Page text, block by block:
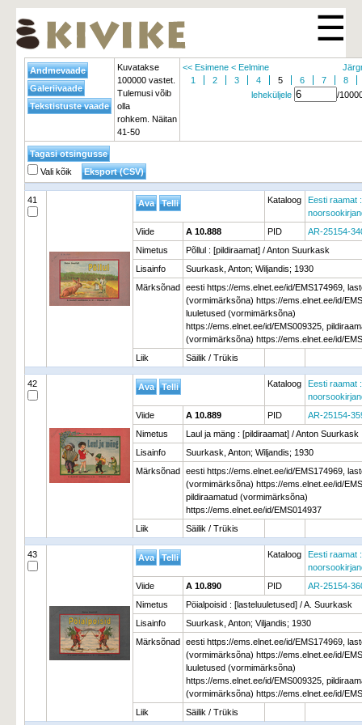
☰
Kuvatakse
100000 vastet.
Tulemusi võib
olla
rohkem. Näitan
41-50
<< Esimene < Eelmine
1
2 3 4 5 6 7
8
leheküljele
/
Vali kõik
41 Kataloog
Eesti raamat
Viide
A 10.888 PID
AR-25154-
Nimetus
Põllul : [pildiraamat] / Anton Suurkask
Lisainfo
Suurkask, Anton; Wiljandis; 1930
Märksõnad eesti https://ems.elnet.ee/id/EMS174969,
(vormimärksõna) https://ems.elnet.ee/id/
luuletused (vormimärksõna)
https://ems.elnet.ee/id/EMS009325,
(vormimärksõna) https://ems.elnet.ee/id/
Liik
Säilik / Trükis
42 Kataloog
Eesti raamat
Viide
A 10.889 PID
AR-25154-
Nimetus
Laul ja mäng : [pildiraamat] / Anton Suurkask
Lisainfo
Suurkask, Anton; Wiljandis; 1930
Märksõnad eesti https://ems.elnet.ee/id/EMS174969,
(vormimärksõna) https://ems.elnet.ee/id/
pildiraamatud (vormimärksõna)
https://ems.elnet.ee/id/EMS014937
Liik
Säilik / Trükis
43 Kataloog
Eesti raamat
Viide
A 10.890 PID
AR-25154-
Nimetus
Pöialpoisid : [lasteluuletused] / A. Suurkask
Lisainfo
Suurkask, Anton; Viljandis; 1930
Märksõnad eesti https://ems.elnet.ee/id/EMS174969,
(vormimärksõna) https://ems.elnet.ee/id/
luuletused (vormimärksõna)
https://ems.elnet.ee/id/EMS009325,
(vormimärksõna) https://ems.elnet.ee/id/
Liik
Säilik / Trükis